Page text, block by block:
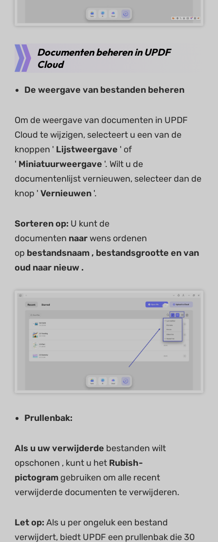
Documenten beheren in UPDF
Cloud
De weergave van bestanden beheren
Om de weergave van documenten in UPDF
Cloud te wijzigen, selecteert u een van de
knoppen ' Lijstweergave ' of
' Miniatuurweergave '. Wilt u de
documentenlijst vernieuwen, selecteer dan de
knop ' Vernieuwen '.
Sorterenop: U kunt de
documenten naarwens ordenen
op bestandsnaam , bestandsgrootte envan
oud naar nieuw .
Prullenbak:
Als u uw verwijderde bestanden wilt
opschonen , kunt u het Rubish-
pictogram gebruiken om alle recent
verwijderde documenten te verwijderen.
Let op: Als u per ongeluk een bestand
verwijdert, biedt UPDF een prullenbak die 30